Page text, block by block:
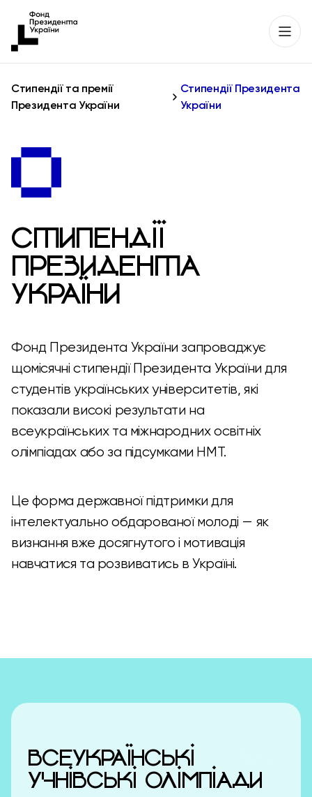
Стипендії та премії
Президента України
Стипендії Президента
України
СТИПЕНДІЇ
ПРЕЗИДЕНТА
УКРАЇНИ
Фонд Президента України запроваджує
щомісячні стипендії Президента України для
студентів українських університетів, які
показали високі результати на
всеукраїнських та міжнародних освітніх
олімпіадах або за підсумками НМТ.
Це форма державної підтримки для
інтелектуально обдарованої молоді — як
визнання вже досягнутого і мотивація
навчатися та розвиватись в Україні.
ВСЕУКРАЇНСЬКІ
УЧНІВСЬКІ ОЛІМПІАДИ